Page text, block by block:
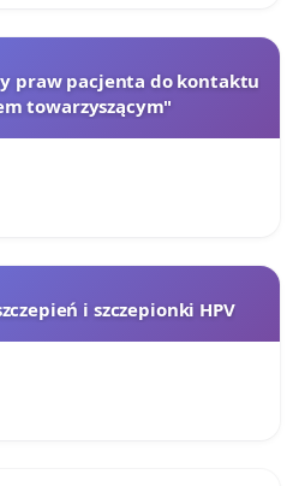
praw pacjenta do kontaktu
towarzyszącym"
i szczepionki HPV